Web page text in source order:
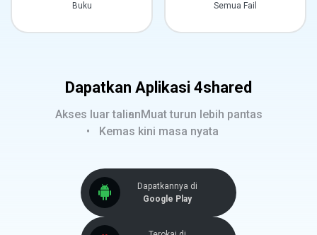
Buku Semua Fail
Dapatkan Aplikasi 4shared
Akses luar talianMuat turun lebih pantas
Kemas kini masa nyata
Dapatkannya di
Google Play